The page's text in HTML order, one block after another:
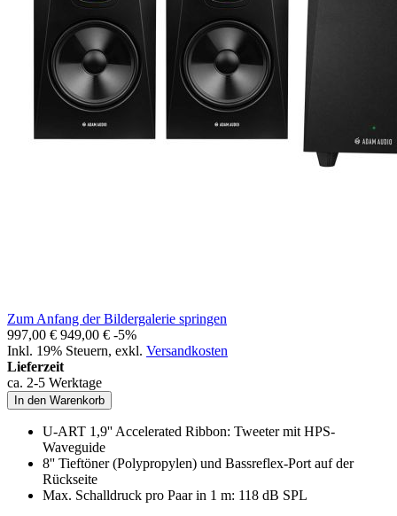
Zum Anfang der Bildergalerie springen
997,00 € 949,00 € -5%
Inkl. 19% Steuern, exkl. Versandkosten
Lieferzeit
ca. 2-5 Werktage
In den Warenkorb
U-ART 1,9'' Accelerated Ribbon: Tweeter mit HPS-
Waveguide
8'' Tieftöner (Polypropylen) und Bassreflex-Port auf der
Rückseite
Max. Schalldruck pro Paar in 1 m: 118 dB SPL